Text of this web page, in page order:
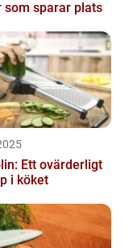
som sparar plats
Ett ovärderligt
i köket